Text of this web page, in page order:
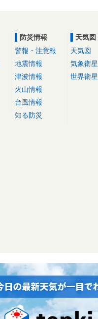
防災情報
警報・注意報
地震情報
津波情報
火山情報
台風情報
知る防災
天気図
天気図
気象衛星
世界衛星